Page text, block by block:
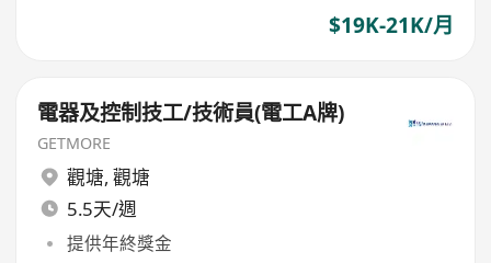
$19K-21K/月
電器及控制技工/技術員(電工A牌)
GETMORE
觀塘, 觀塘
5.5天/週
提供年終獎金